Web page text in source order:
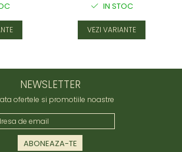
IN STOC
VEZI VARIANTE
NEWSLETTER
ofertele si promotiile noastre